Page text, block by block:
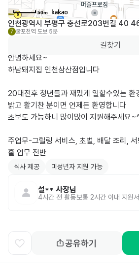
50m
인천광역시 부평구 충선로203번길 40
7 굴포천역 도보 5분
길찾기
안녕하세요~
하남돼지집 인천삼산점입니다
20대전후 청년들과 재밌게 일할수있는 환
밝고 활기찬 분이면 언제든 환영합니다
초보도 가능하니 많이많이 지원해주세요
주업무-그릴링 서비스, 초벌, 배달 조리, 서
홀 업무 전반
식사 제공 미성년자 지원 가능
설** 사장님
4시간 전 활동 보통 2시간 이내 지원
공유하기